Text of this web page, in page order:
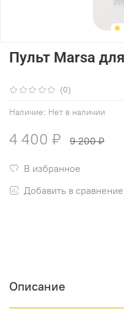
(0)
Наличие: Нет в наличии
Пульт Marsa
4 400 ₽ 9 200 ₽
В избранное
Добавить в сравнение
Описание